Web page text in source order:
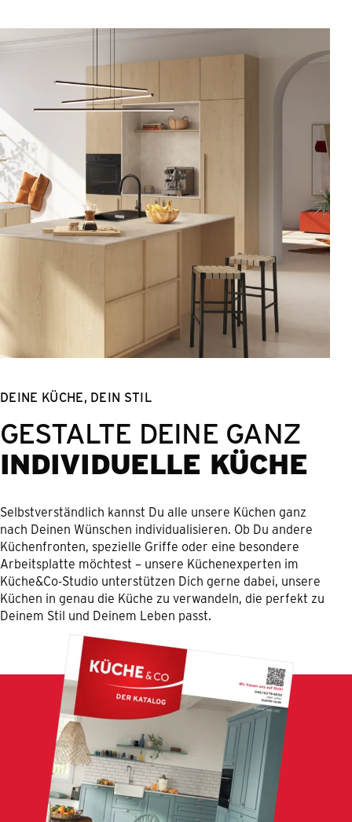
DEINE KÜCHE, DEIN STIL
GESTALTE DEINE GANZ
INDIVIDUELLE KÜCHE
Selbstverständlich kannst Du alle unsere Küchen ganz
nach Deinen Wünschen individualisieren. Ob Du andere
Küchenfronten, spezielle Griffe oder eine besondere
Arbeitsplatte möchtest – unsere Küchenexperten im
Küche&Co-Studio unterstützen Dich gerne dabei, unsere
Küchen in genau die Küche zu verwandeln, die perfekt zu
Deinem Stil und Deinem Leben passt.